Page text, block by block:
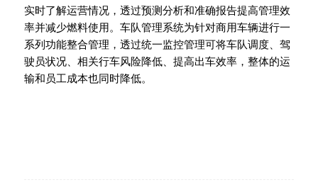
实时了解运营情况，透过预测分析和准确报告提高管理效
率并减少燃料使用。车队管理系统为针对商用车辆进行一
系列功能整合管理，透过统一监控管理可将车队调度、驾
驶员状况、相关行车风险降低、提高出车效率，整体的运
输和员工成本也同时降低。